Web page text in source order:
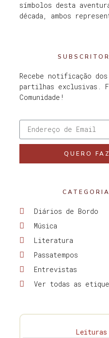
símbolos desta
década, ambos
Recebe notificação
partilhas exclusivas.
Comunidade!
QUERO
Diários de Bordo
Música
Literatura
Passatempos
Entrevistas
Ver todas as